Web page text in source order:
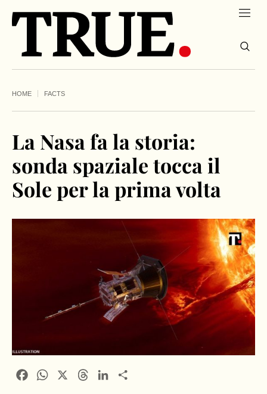
HOME FACTS
La Nasa fa la storia:
sonda spaziale tocca il
Sole per la prima volta
FacebookWhatsApp ThreadsLinkedIn